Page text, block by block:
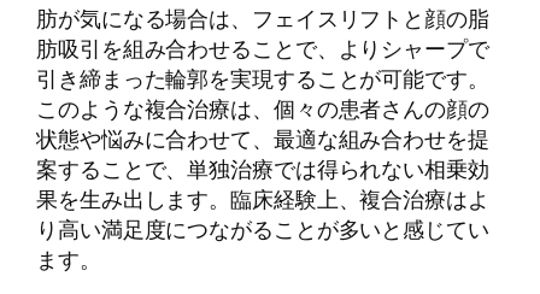
肪が気になる場合は、フェイスリフトと顔の脂
肪吸引を組み合わせることで、よりシャープで
引き締まった輪郭を実現することが可能です。
このような複合治療は、個々の患者さんの顔の
状態や悩みに合わせて、最適な組み合わせを提
案することで、単独治療では得られない相乗効
果を生み出します。臨床経験上、複合治療はよ
り高い満足度につながることが多いと感じてい
ます。